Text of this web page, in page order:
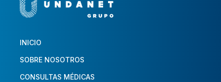
INICIO
SOBRE NOSOTROS
CONSULTAS MÉDICAS